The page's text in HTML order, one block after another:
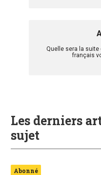
Quelle sera la suite
français
Les derniers
sujet
Abonné